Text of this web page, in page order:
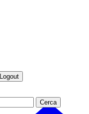
Logout
Cerca